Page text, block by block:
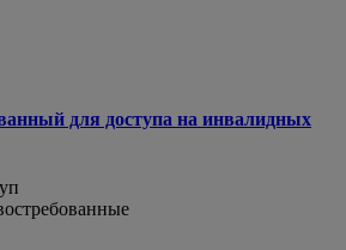
для доступа на инвалидных